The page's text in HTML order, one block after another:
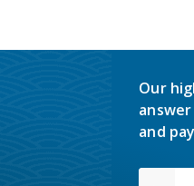
Our
and